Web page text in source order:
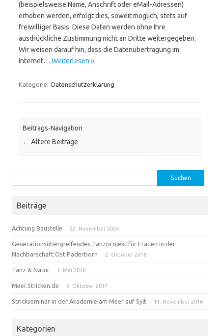
(beispielsweise Name, Anschrift oder eMail-Adressen)
erhoben werden, erfolgt dies, soweit möglich, stets auf
freiwilliger Basis. Diese Daten werden ohne Ihre
ausdrückliche Zustimmung nicht an Dritte weitergegeben.
Wir weisen darauf hin, dass die Datenübertragung im
Internet… Weiterlesen »
Kategorie: Datenschutzerklärung
Beitrags-Navigation
← Ältere Beiträge
nach:
Beiträge
Achtung Baustelle 22. November 2024
Generationsübergreifendes Tanzprojekt für Frauen in der
Nachbarschaft Ost Paderborn
2. Oktober 2018
Tanz & Natur 1. Mai 2018
Meer.Stricken.de 3. Oktober 2017
Strickseminar in der Akademie am Meer auf Sylt 11. November 2016
Kategorien